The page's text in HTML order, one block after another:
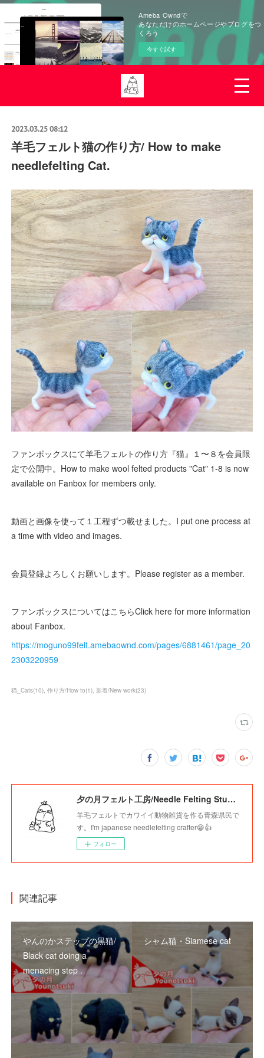
Ameba Owndで
あなただけのホームページやブログをつ
くろう
今すぐ試す
2023.03.25 08:12
羊毛フェルト猫の作り方/ How to make
needlefelting Cat.
ファンボックスにて羊毛フェルトの作り方『猫』１〜８を会員限
定で公開中。How to make wool felted products "Cat" 1-8 is now
available on Fanbox for members only.
動画と画像を使って１工程ずつ載せました。I put one process at
a time with video and images.
会員登録よろしくお願いします。Please register as a member.
ファンボックスについてはこちらClick here for more information
about Fanbox.
https://moguno99felt.amebaownd.com/pages/6881461/page_20
2303220959
猫_Cats(10) 作り方/How to(1) 新着/New work(23)
夕の月フェルト工房/Needle Felting Studio Younotsuki
羊毛フェルトでカワイイ動物雑貨を作る青森県民で
す。I'm japanese needlefelting crafter😁👍
フォロー
関連記事
やんのかステップの黒猫/
Black cat doing a
menacing step .
シャム猫・Siamese cat